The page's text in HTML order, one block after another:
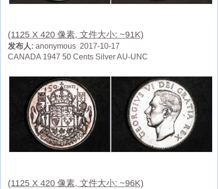
(1125 X 420 像素, 文件大小: ~91K)
发布人: anonymous 2017-10-17
CANADA 1947 50 Cents Silver AU-UNC
(1125 X 420 像素, 文件大小: ~96K)